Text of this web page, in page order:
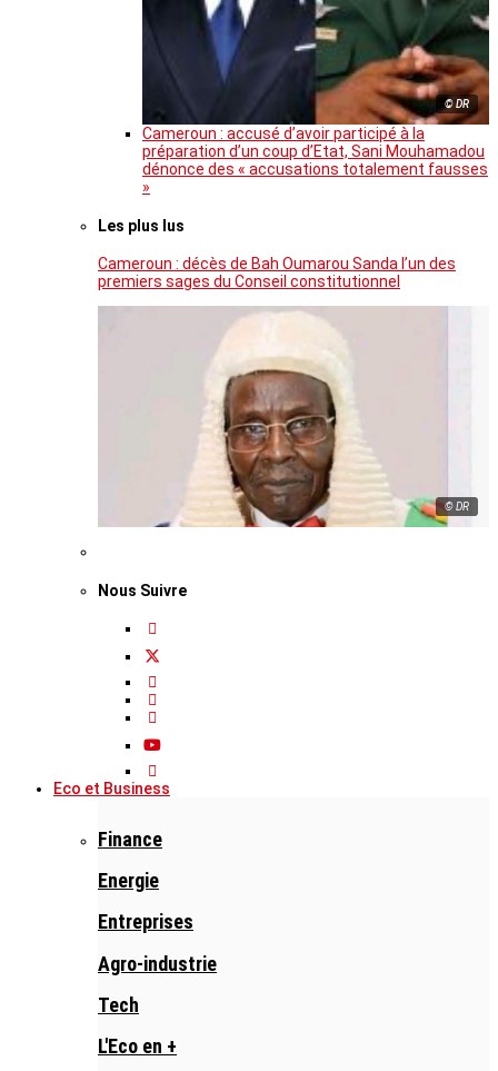
© DR
Cameroun : accusé d’avoir participé à la
préparation d’un coup d’Etat, Sani Mouhamadou
dénonce des « accusations totalement fausses
»
Les plus lus
Cameroun : décès de Bah Oumarou Sanda l’un des
premiers sages du Conseil constitutionnel
© DR
Nous Suivre
Eco et Business
Finance
Energie
Entreprises
Agro-industrie
Tech
L'Eco en +